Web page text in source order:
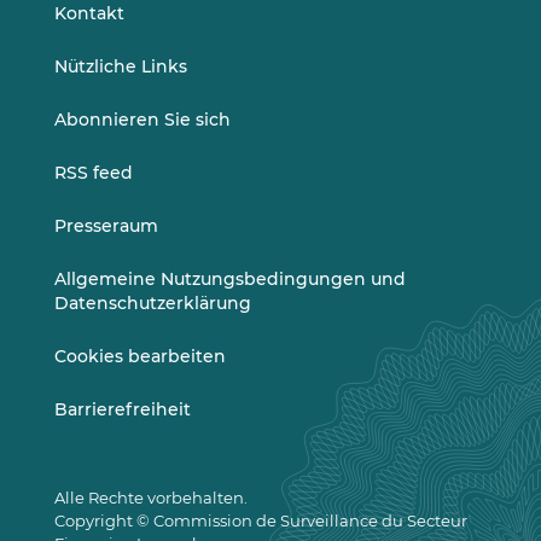
Kontakt
Nützliche Links
Abonnieren Sie sich
RSS feed
Presseraum
Allgemeine Nutzungsbedingungen und
Datenschutzerklärung
Cookies bearbeiten
Barrierefreiheit
Alle Rechte vorbehalten.
Copyright © Commission de Surveillance du Secteur